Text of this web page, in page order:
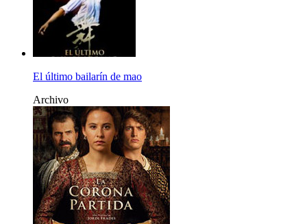
El último bailarín de mao
Archivo